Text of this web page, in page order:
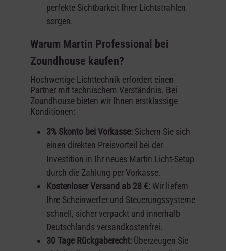
perfekte Sichtbarkeit Ihrer Lichtstrahlen
sorgen.
Warum Martin Professional bei
Zoundhouse kaufen?
Hochwertige Lichttechnik erfordert einen
Partner mit technischem Verständnis. Bei
Zoundhouse bieten wir Ihnen erstklassige
Konditionen:
3% Skonto bei Vorkasse: Sichern Sie sich
einen direkten Preisvorteil bei der
Investition in Ihr neues Martin Licht-Setup
durch die Zahlung per Vorkasse.
Kostenloser Versand ab 28 €: Wir liefern
Ihre Scheinwerfer und Steuerungssysteme
schnell, sicher verpackt und innerhalb
Deutschlands versandkostenfrei.
30 Tage Rückgaberecht: Überzeugen Sie